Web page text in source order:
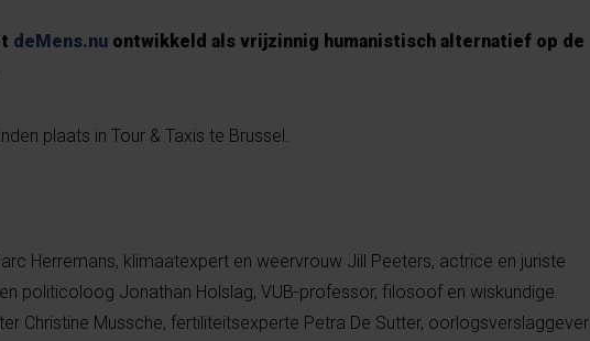
deMens.nu ontwikkeld als vrijzinnig humanistisch alternatief op de
plaats in Tour & Taxis te Brussel.
Herremans, klimaatexpert en weervrouw Jill Peeters, actrice en juriste
politicoloog Jonathan Holslag, VUB-professor, filosoof en wiskundige
Christine Mussche, fertiliteitsexperte Petra De Sutter, oorlogsverslaggever